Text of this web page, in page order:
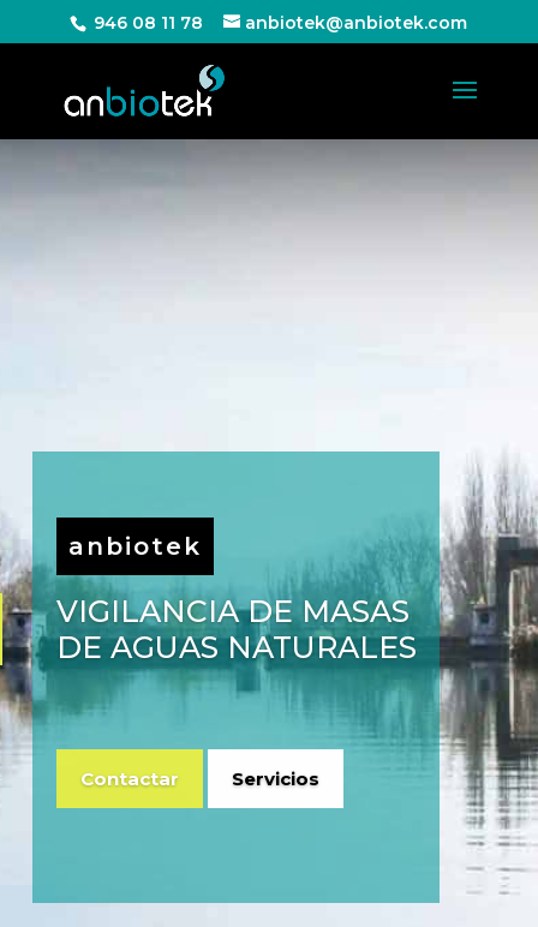
946 08 11 78 anbiotek@anbiotek.com
anbiotek
VIGILANCIA DE MASAS
DE AGUAS NATURALES
Contactar Servicios